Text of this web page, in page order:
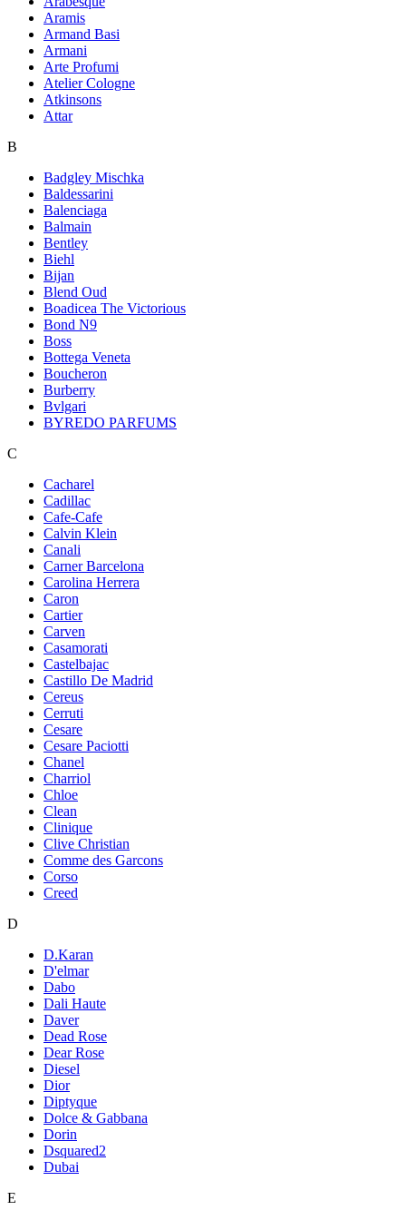
Aramis
Armand Basi
Armani
Arte Profumi
Atelier Cologne
Atkinsons
Attar
B
Badgley Mischka
Baldessarini
Balenciaga
Balmain
Bentley
Biehl
Bijan
Blend Oud
Boadicea The Victorious
Bond N9
Boss
Bottega Veneta
Boucheron
Burberry
Bvlgari
BYREDO PARFUMS
C
Cacharel
Cadillac
Cafe-Cafe
Calvin Klein
Canali
Carner Barcelona
Carolina Herrera
Caron
Cartier
Carven
Casamorati
Castelbajac
Castillo De Madrid
Cereus
Cerruti
Cesare
Cesare Paciotti
Chanel
Charriol
Chloe
Clean
Clinique
Clive Christian
Comme des Garcons
Corso
Creed
D
D.Karan
D'elmar
Dabo
Dali Haute
Daver
Dead Rose
Dear Rose
Diesel
Dior
Diptyque
Dolce & Gabbana
Dorin
Dsquared2
Dubai
E